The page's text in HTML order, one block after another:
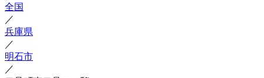
全国
／
兵庫県
／
明石市
／